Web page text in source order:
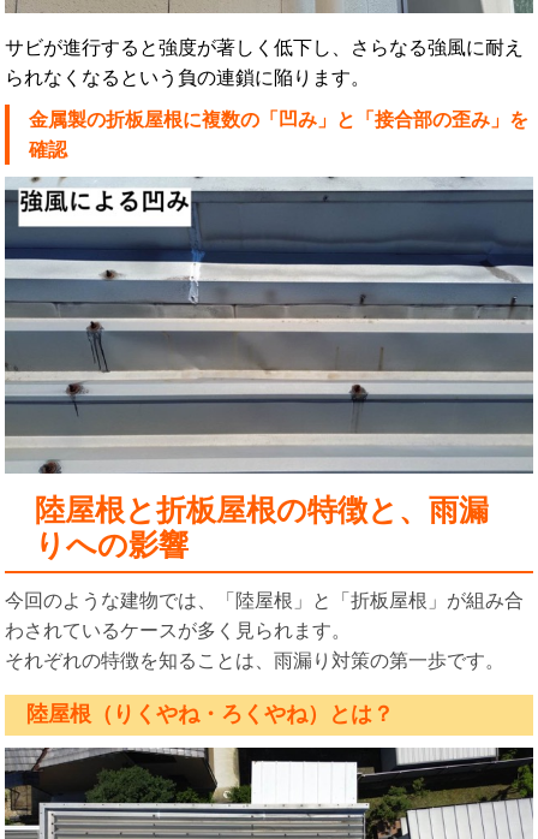
サビが進行すると強度が著しく低下し、さらなる強風に耐え
られなくなるという負の連鎖に陥ります。
金属製の折板屋根に複数の「凹み」と「接合部の歪み」を
確認
陸屋根と折板屋根の特徴と、雨漏
りへの影響
今回のような建物では、「陸屋根」と「折板屋根」が組み合
わされているケースが多く見られます。
それぞれの特徴を知ることは、雨漏り対策の第一歩です。
陸屋根（りくやね・ろくやね）とは？